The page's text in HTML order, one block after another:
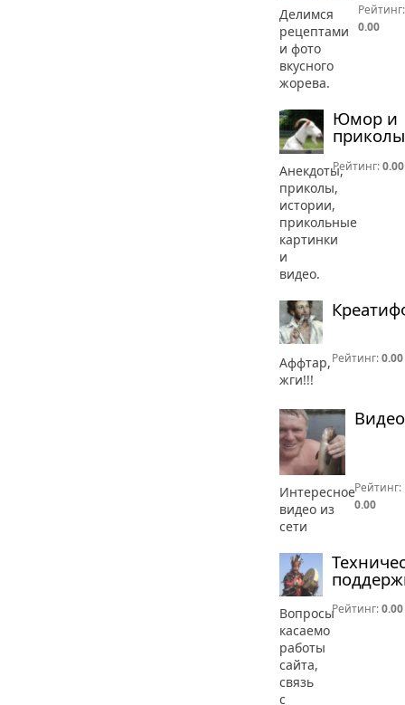
Делимся
рецептами
и фото
вкусного
жорева.
Рейтинг:
0.00
Юмор и
приколы
Анекдоты,
приколы,
истории,
прикольные
картинки
и
видео.
Рейтинг:0.00
Аффтар,
жги!!!
Рейтинг:0.00
Видео
Интересное
видео из
сети
Рейтинг:
0.00
Вопросы
касаемо
работы
сайта,
связь
с
Рейтинг:0.00